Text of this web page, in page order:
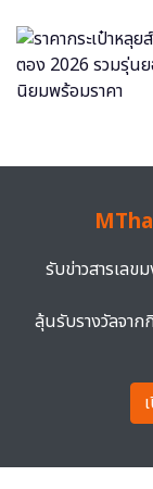
รับข่าวสารเลข
ลุ้นรับรางวัลจาก